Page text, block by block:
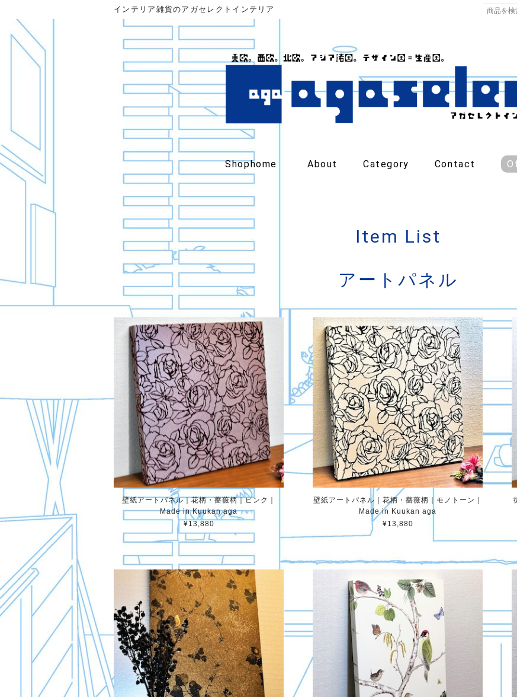
インテリア雑貨のアガセレクトインテリア
Shophome About Category Contact
Item List
アートパネル
壁紙アートパネル｜花柄・薔薇柄｜ピンク｜
Made in Kuukan aga
¥13,880
壁紙アートパネル｜花柄・薔薇柄｜モノトーン｜
Made in Kuukan aga
¥13,880